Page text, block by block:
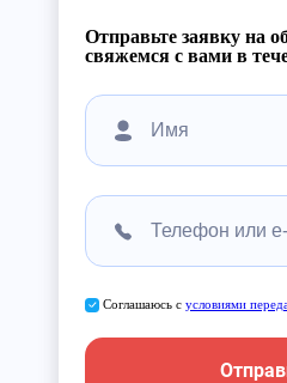
Отправьте заявку на
свяжемся с вами в
Соглашаюсь с условиями